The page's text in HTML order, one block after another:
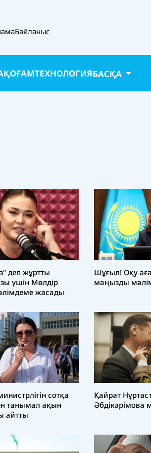
Байланыс
ҚОҒАМТЕХНОЛОГИЯБАСҚА
деп жұртты
үшін Мөлдір
жасады
Шұғыл! Оқу
маңызды
сотқа
танымал ақын
айтты
Қайрат
Әбдікәрімова